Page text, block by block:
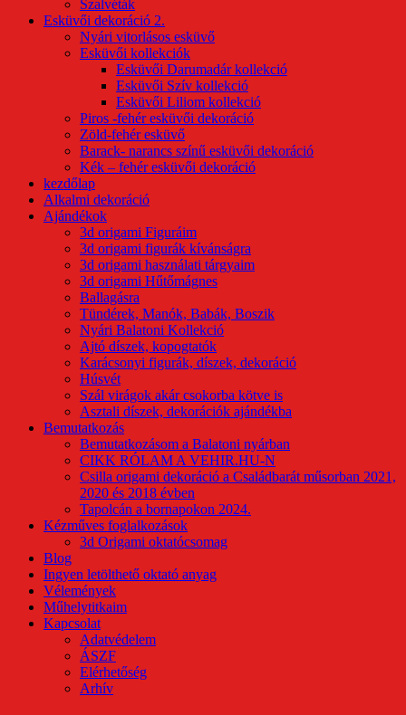
Szalvéták
Esküvői dekoráció 2.
Nyári vitorlásos esküvő
Esküvői kollekciók
Esküvői Darumadár kollekció
Esküvői Szív kollekció
Esküvői Liliom kollekció
Piros -fehér esküvői dekoráció
Zöld-fehér esküvő
Barack- narancs színű esküvői dekoráció
Kék – fehér esküvői dekoráció
kezdőlap
Alkalmi dekoráció
Ajándékok
3d origami Figuráim
3d origami figurák kívánságra
3d origami használati tárgyaim
3d origami Hűtőmágnes
Ballagásra
Tündérek, Manók, Babák, Boszik
Nyári Balatoni Kollekció
Ajtó díszek, kopogtatók
Karácsonyi figurák, díszek, dekoráció
Húsvét
Szál virágok akár csokorba kötve is
Asztali díszek, dekorációk ajándékba
Bemutatkozás
Bemutatkozásom a Balatoni nyárban
CIKK RÓLAM A VEHIR.HU-N
Csilla origami dekoráció a Családbarát műsorban 2021,
2020 és 2018 évben
Tapolcán a bornapokon 2024.
Kézműves foglalkozások
3d Origami oktatócsomag
Blog
Ingyen letölthető oktató anyag
Vélemények
Műhelytitkaim
Kapcsolat
Adatvédelem
ÁSZF
Elérhetőség
Arhív